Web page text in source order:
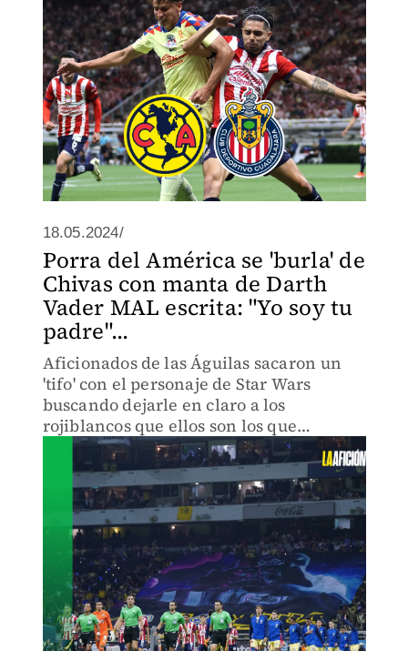
18.05.2024/
Porra del América se 'burla' de
Chivas con manta de Darth
Vader MAL escrita: "Yo soy tu
padre"...
Aficionados de las Águilas sacaron un
'tifo' con el personaje de Star Wars
buscando dejarle en claro a los
rojiblancos que ellos son los que
mandan.